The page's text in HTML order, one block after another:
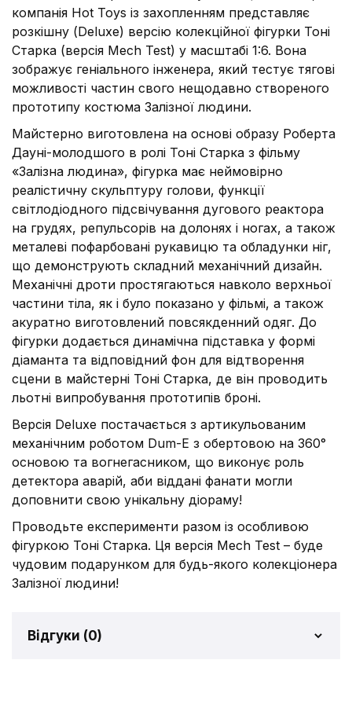
компанія Hot Toys із захопленням представляє
розкішну (Deluxe) версію колекційної фігурки Тоні
Старка (версія Mech Test) у масштабі 1:6. Вона
зображує геніального інженера, який тестує тягові
можливості частин свого нещодавно створеного
прототипу костюма Залізної людини.
Майстерно виготовлена на основі образу Роберта
Дауні-молодшого в ролі Тоні Старка з фільму
«Залізна людина», фігурка має неймовірно
реалістичну скульптуру голови, функції
світлодіодного підсвічування дугового реактора
на грудях, репульсорів на долонях і ногах, а також
металеві пофарбовані рукавицю та обладунки ніг,
що демонструють складний механічний дизайн.
Механічні дроти простягаються навколо верхньої
частини тіла, як і було показано у фільмі, а також
акуратно виготовлений повсякденний одяг. До
фігурки додається динамічна підставка у формі
діаманта та відповідний фон для відтворення
сцени в майстерні Тоні Старка, де він проводить
льотні випробування прототипів броні.
Версія Deluxe постачається з артикульованим
механічним роботом Dum-E з обертовою на 360°
основою та вогнегасником, що виконує роль
детектора аварій, аби віддані фанати могли
доповнити свою унікальну діораму!
Проводьте експерименти разом із особливою
фігуркою Тоні Старка. Ця версія Mech Test – буде
чудовим подарунком для будь-якого колекціонера
Залізної людини!
Відгуки (0)